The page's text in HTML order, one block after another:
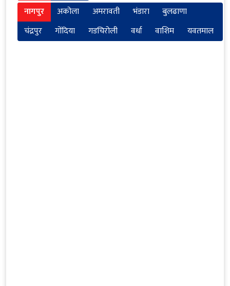
नागपुर अकोला अमरावती भंडारा
बुलढाणा
चंद्रपुर
गोंदिया गडचिरोली वर्धा वाशिम यवतमाल